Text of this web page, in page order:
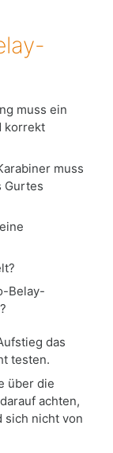
muss ein
korrekt
muss
Gurtes
Belay-
das
testen.
über die
achten,
sich nicht von